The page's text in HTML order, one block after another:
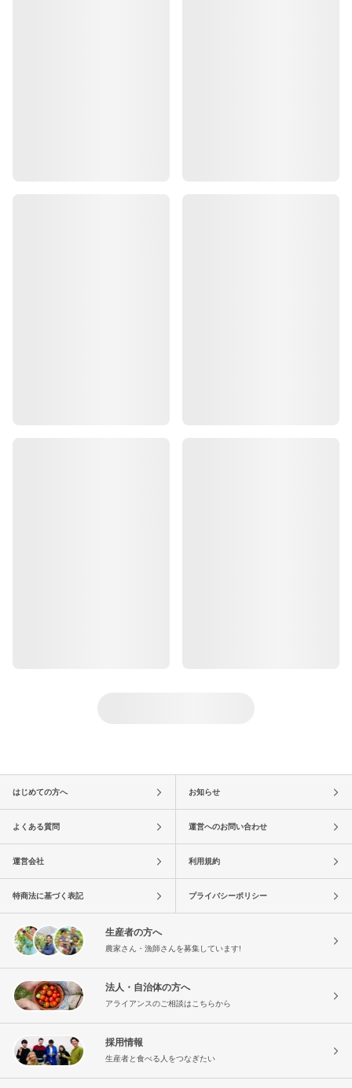
はじめての方へ お知らせ
よくある質問 運営へのお問い合わせ
運営会社 利用規約
特商法に基づく表記 プライバシーポリシー
生産者の方へ
農家さん・漁師さんを募集しています!
法人・自治体の方へ
アライアンスのご相談はこちらから
採用情報
生産者と食べる人をつなぎたい